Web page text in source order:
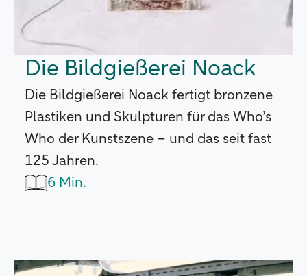
Die Bildgießerei Noack
Die Bildgießerei Noack fertigt bronzene
Plastiken und Skulpturen für das Who’s
Who der Kunstszene – und das seit fast
125 Jahren.
6 Min.